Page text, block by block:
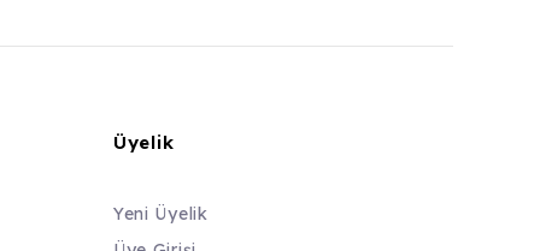
Üyelik
Yeni Üyelik